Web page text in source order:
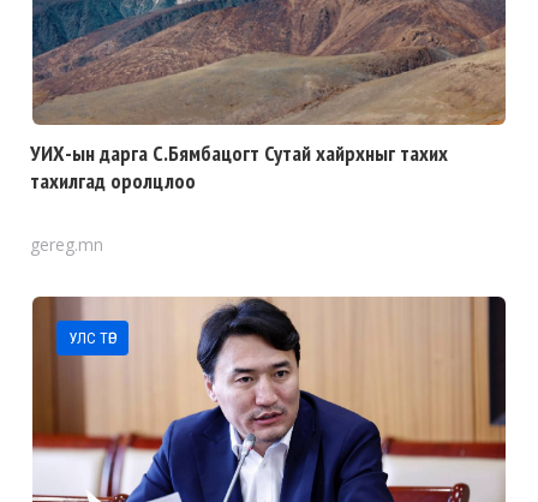
УИХ-ын дарга С.Бямбацогт Сутай хайрхныг тахих
тахилгад оролцлоо
gereg.mn
УЛС ТӨР